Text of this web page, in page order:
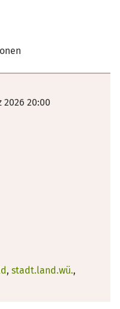
2026 20:00
, stadt.land.wü.,